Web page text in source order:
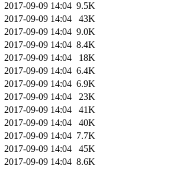
2017-09-09 14:04 9.5K
2017-09-09 14:04
43K
2017-09-09 14:04 9.0K
2017-09-09 14:04 8.4K
2017-09-09 14:04
18K
2017-09-09 14:04 6.4K
2017-09-09 14:04 6.9K
2017-09-09 14:04
23K
2017-09-09 14:04
41K
2017-09-09 14:04
40K
2017-09-09 14:04 7.7K
2017-09-09 14:04
45K
2017-09-09 14:04 8.6K